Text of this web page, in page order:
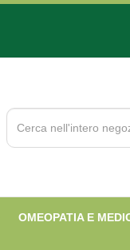
Cerca
Prodotto
OMEOPATIA E